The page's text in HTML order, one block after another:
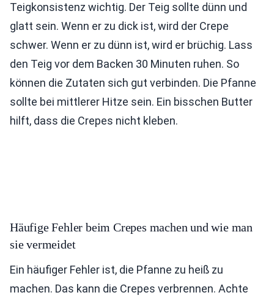
Teigkonsistenz wichtig. Der Teig sollte dünn und
glatt sein. Wenn er zu dick ist, wird der Crepe
schwer. Wenn er zu dünn ist, wird er brüchig. Lass
den Teig vor dem Backen 30 Minuten ruhen. So
können die Zutaten sich gut verbinden. Die Pfanne
sollte bei mittlerer Hitze sein. Ein bisschen Butter
hilft, dass die Crepes nicht kleben.
Häufige Fehler beim Crepes machen und wie man
sie vermeidet
Ein häufiger Fehler ist, die Pfanne zu heiß zu
machen. Das kann die Crepes verbrennen. Achte